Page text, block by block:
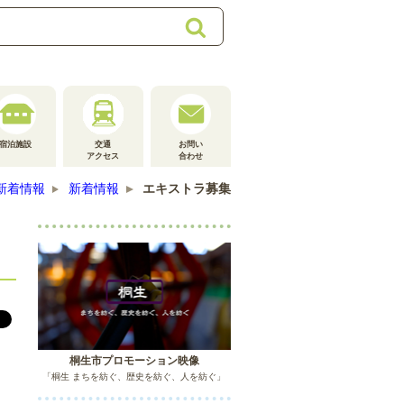
索
宿泊施設
交通
アクセス
お問い
合わせ
着情報 新着情報 エキストラ募集
桐生市プロモーション映像
「桐生 まちを紡ぐ、歴史を紡ぐ、人を紡ぐ」